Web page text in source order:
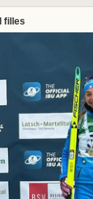
filles